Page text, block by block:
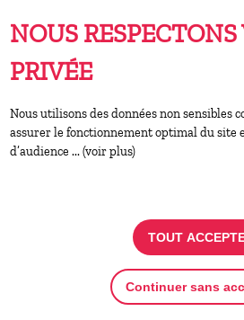
Les cartes postales
Publié par : ADT 44 – Aide à domicile
NOUS
PRIVÉE
Nous utilisons des données non sensibles
assurer le fonctionnement optimal du site
d’audience ... (voir plus)
TOUT
Continuer sans